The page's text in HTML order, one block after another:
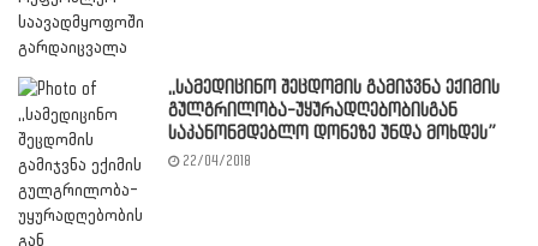
,,სამედიცინო შეცდომის გამიჯვნა ექიმის
გულგრილობა-უყურადღებობისგან
საკანონმდებლო დონეზე უნდა მოხდეს”
22/04/2018